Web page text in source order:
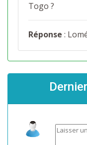
Togo ?
Réponse :